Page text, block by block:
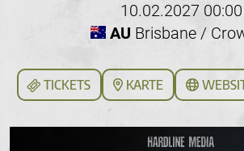
10.02.2027 00:00
AU Brisbane /
TICKETS KARTE